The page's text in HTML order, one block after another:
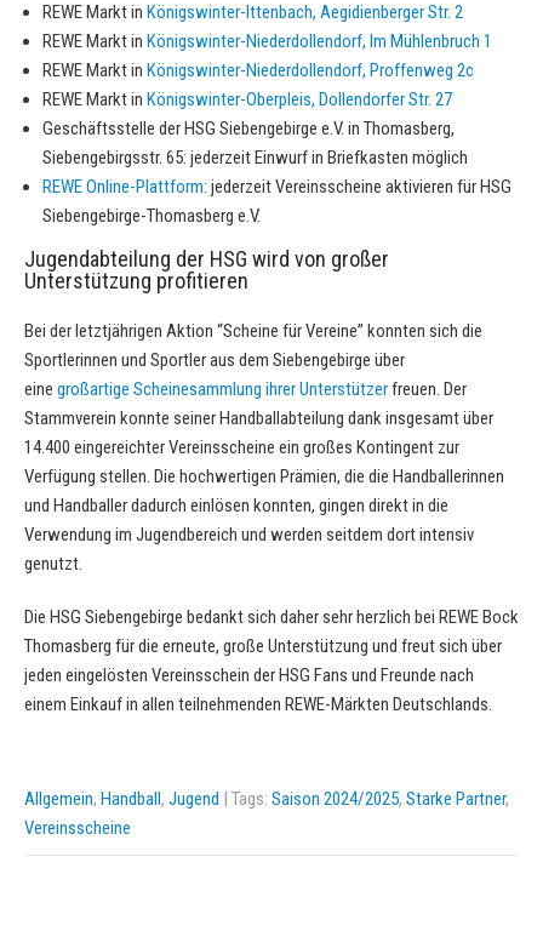
REWE Markt in Königswinter-Ittenbach, Aegidienberger Str. 2
REWE Markt in Königswinter-Niederdollendorf, Im Mühlenbruch 1
REWE Markt in Königswinter-Niederdollendorf, Proffenweg 2c
REWE Markt in Königswinter-Oberpleis, Dollendorfer Str. 27
Geschäftsstelle der HSG Siebengebirge e.V. in Thomasberg,
Siebengebirgsstr. 65: jederzeit Einwurf in Briefkasten möglich
REWE Online-Plattform: jederzeit Vereinsscheine aktivieren für HSG
Siebengebirge-Thomasberg e.V.
Jugendabteilung der HSG wird von großer
Unterstützung profitieren
Bei der letztjährigen Aktion “Scheine für Vereine” konnten sich die
Sportlerinnen und Sportler aus dem Siebengebirge über
eine großartige Scheinesammlung ihrer Unterstützerfreuen. Der
Stammverein konnte seiner Handballabteilung dank insgesamt über
14.400 eingereichter Vereinsscheine ein großes Kontingent zur
Verfügung stellen. Die hochwertigen Prämien, die die Handballerinnen
und Handballer dadurch einlösen konnten, gingen direkt in die
Verwendung im Jugendbereich und werden seitdem dort intensiv
genutzt.
Die HSG Siebengebirge bedankt sich daher sehr herzlich bei REWE Bock
Thomasberg für die erneute, große Unterstützung und freut sich über
jeden eingelösten Vereinsschein der HSG Fans und Freunde nach
einem Einkauf in allen teilnehmenden REWE-Märkten Deutschlands.
Allgemein, Handball, Jugend | Tags: Saison 2024/2025, Starke Partner,
Vereinsscheine